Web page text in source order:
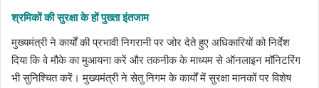
​श्रमिकों की सुरक्षा के हों पुख्ता इंतजाम
मुख्यमंत्री ने कार्यों की प्रभावी निगरानी पर जोर देते हुए अधिकारियों को निर्देश
दिया कि वे मौके का मुआयना करें और तकनीक के माध्यम से ऑनलाइन मॉनिटरिंग
भी सुनिश्चित करें। मुख्यमंत्री ने सेतु निगम के कार्यों में सुरक्षा मानकों पर विशेष